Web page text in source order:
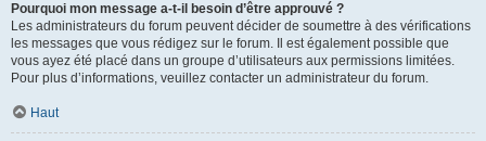
Pourquoi mon message a-t-il besoin d’être approuvé ?
Les administrateurs du forum peuvent décider de soumettre à des vérifications
les messages que vous rédigez sur le forum. Il est également possible que
vous ayez été placé dans un groupe d’utilisateurs aux permissions limitées.
Pour plus d’informations, veuillez contacter un administrateur du forum.
Haut